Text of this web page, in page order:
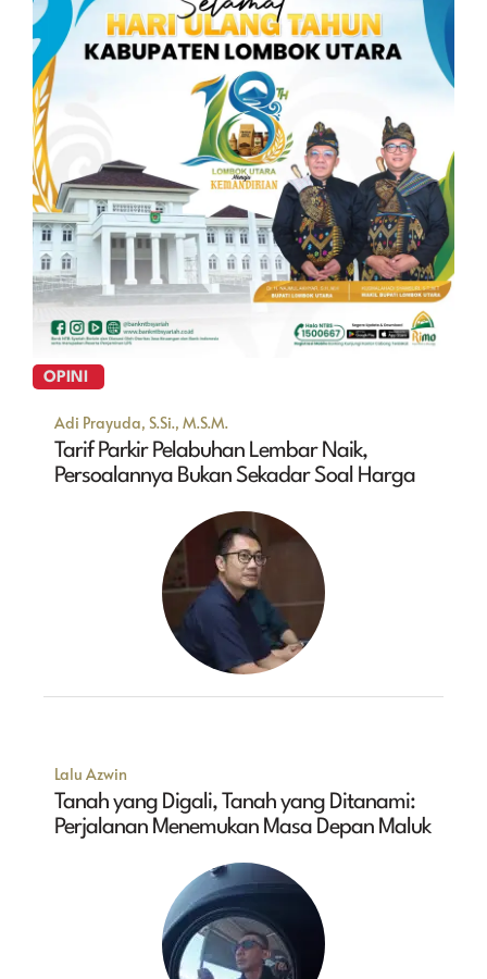
OPINI
Adi Prayuda, S.Si., M.S.M.
Tarif Parkir Pelabuhan Lembar Naik,
Persoalannya Bukan Sekadar Soal Harga
Lalu Azwin
Tanah yang Digali, Tanah yang Ditanami:
Perjalanan Menemukan Masa Depan Maluk